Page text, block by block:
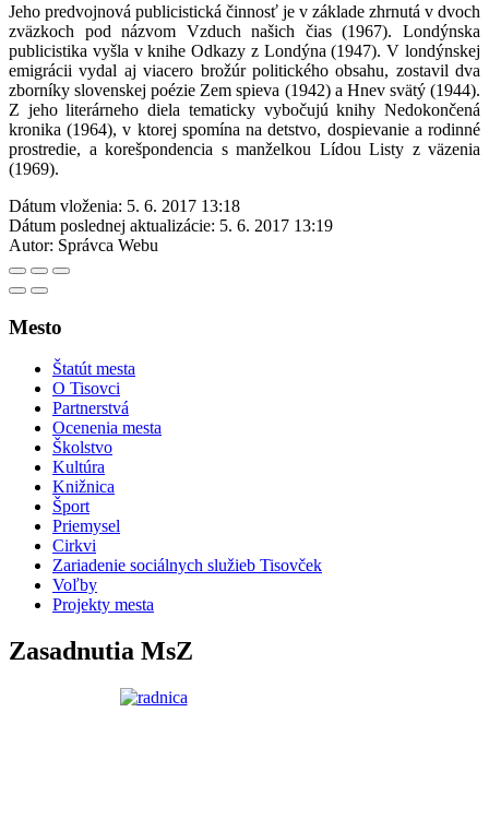
Jeho predvojnová publicistická činnosť je v základe zhrnutá v dvoch
zväzkoch pod názvom Vzduch našich čias (1967). Londýnska
publicistika vyšla v knihe Odkazy z Londýna (1947). V londýnskej
emigrácii vydal aj viacero brožúr politického obsahu, zostavil dva
zborníky slovenskej poézie Zem spieva (1942) a Hnev svätý (1944).
Z jeho literárneho diela tematicky vybočujú knihy Nedokončená
kronika (1964), v ktorej spomína na detstvo, dospievanie a rodinné
prostredie, a korešpondencia s manželkou Lídou Listy z väzenia
(1969).
Dátum vloženia: 5. 6. 2017 13:18
Dátum poslednej aktualizácie: 5. 6. 2017 13:19
Autor: Správca Webu
Mesto
Štatút mesta
O Tisovci
Partnerstvá
Ocenenia mesta
Školstvo
Kultúra
Knižnica
Šport
Priemysel
Cirkvi
Zariadenie sociálnych služieb Tisovček
Voľby
Projekty mesta
Zasadnutia MsZ